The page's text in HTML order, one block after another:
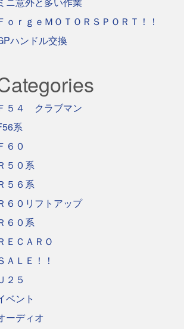
ｏｒｇｅＭＯＴＯＲＳＰＯＲＴ！！
ハンドル交換
５４ クラブマン
系
６０
５０系
５６系
６０リフトアップ
６０系
ＥＣＡＲＯ
ＡＬＥ！！
２５
ベント
ーディオ